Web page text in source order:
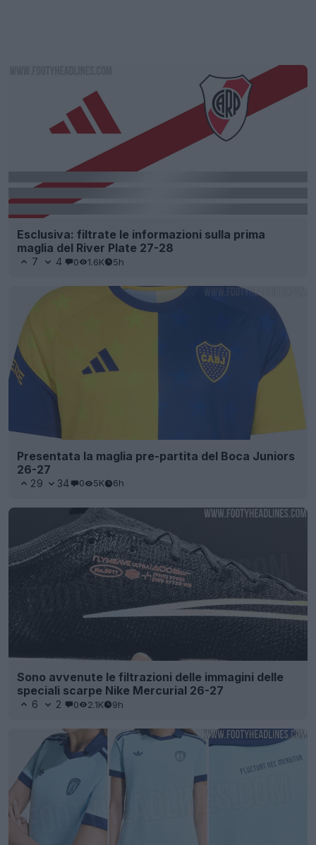
Esclusiva: filtrate le informazioni sulla prima
maglia del River Plate 27-28
7 4 0 1.6K 5h
Presentata la maglia pre-partita del Boca Juniors
26-27
29 34 0 5K 6h
Sono avvenute le filtrazioni delle immagini delle
speciali scarpe Nike Mercurial 26-27
6 2 0 2.1K 9h